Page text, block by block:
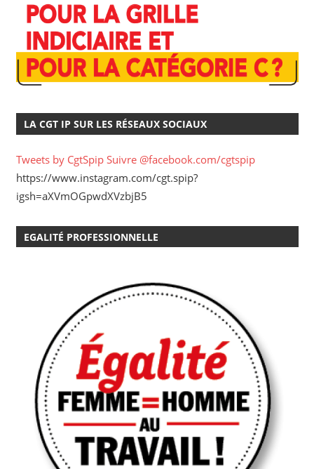
LA CGT IP SUR LES RÉSEAUX SOCIAUX
Tweets by CgtSpip Suivre @facebook.com/cgtspip
https://www.instagram.com/cgt.spip?
igsh=aXVmOGpwdXVzbjB5
EGALITÉ PROFESSIONNELLE